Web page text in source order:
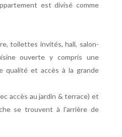
est divisé comme
toilettes invités, hall, salon-
ouverte y compris une
qualité et accès à la grande
accès au jardin & terrace) et
se trouvent à l'arrière de